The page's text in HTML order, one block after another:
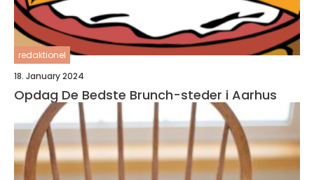
redaktionel
18. January 2024
Opdag De Bedste Brunch-steder i Aarhus